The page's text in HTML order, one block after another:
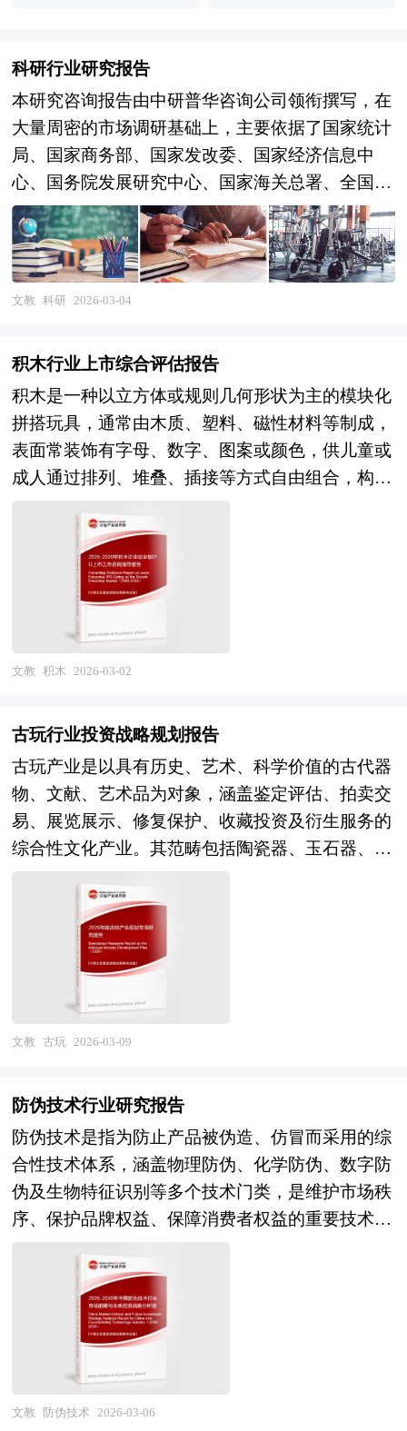
科研行业研究报告
本研究咨询报告由中研普华咨询公司领衔撰写，在
大量周密的市场调研基础上，主要依据了国家统计
局、国家商务部、国家发改委、国家经济信息中
心、国务院发展研究中心、国家海关总署、全国商
业信息中心、中国经济景气监测中心、中国行业研
究网、全国及海外相关报刊杂志的基础信息以及科
研行业研究单位等公布和提供的大量资料。报告对
我国科研行业的供需状况、发展现状、子行业发展
建议、行业竞争力，以及行业的投资分析和趋势预
测等等。报告还综合了科研行业的整体发展动态，
对行业在产品方面提供了参考建议和具体解决办
法。报告对于科研产品生产企业、经销商、行业管
理部门以及拟进入该行业的投资者具有重要的参考
价值，对于研究我国科研行业发展规律、提高企业
的运营效率、促进企业的发展壮大有学术和实践的
双重意义。
文教 科研 2026-03-04
积木行业上市综合评估报告
积木是一种以立方体或规则几何形状为主的模块化
拼搭玩具，通常由木质、塑料、磁性材料等制成，
表面常装饰有字母、数字、图案或颜色，供儿童或
成人通过排列、堆叠、插接等方式自由组合，构建
出各种立体结构或平面图形。其核心功能在于激发
创造力、培养空间认知能力与动手实践能力，是一
种兼具娱乐性与教育性的建构类玩具。 企业发展
到一定阶段就会遇到资金制约问题，而资本市场作
为企业的主要融资渠道之一具有融资效率高、规模
大、限制条件少等众多优势。由于资本市场融资进
限于创业板上市企业和首发创业板上市企业，企业
上市有以下好处： 1、创业板上市时及日后均有机
基础，使公司的股票在买卖时有较高的流通量；
3、向员工授予购股权作为奖励和承诺，增加员工
的归属感； 4、提高公司（发行人）在市场上地位
及知名度，赢取顾客信供应商的信赖； 5、增加公
司的透明度，有助于银行以较有利条款批出信贷额
度； 6、创业板上市发行人的披露要求较为严格，
使公司的效率得以提高，藉以改善公司的监控、资
讯管理及营运系统，公司运作更加规范。 7、通过
创业板上市融资筹集资本，使企业快速健康发展，
做大做强，成为长寿百年企业。 我国企业创业板
上市可以考虑在深圳企业板、美国纳斯达克等多个
过程均有所不同。 在这里我们就国内积木行业企
业在国内创业板上市常见问题和具体操作给出建
议，除此之外针对企业存在的特定问题给出相应的
解答方案。这对于有意创业板上市的企业具有极好
的参考价值和指导意义。
文教 积木 2026-03-02
古玩行业投资战略规划报告
古玩产业是以具有历史、艺术、科学价值的古代器
物、文献、艺术品为对象，涵盖鉴定评估、拍卖交
易、展览展示、修复保护、收藏投资及衍生服务的
综合性文化产业。其范畴包括陶瓷器、玉石器、金
属器、书画碑帖、古籍善本、家具木雕、文房清
供、珠宝钟表等品类，产业链条横跨文物考古、学
术研究与出版、市场交易、金融保险、文化旅游及
数字文创等多个环节，具有显著的文化属性强、专
业门槛高、信息不对称突出、政策监管严格及投资
属性复杂等特征。作为中华优秀传统文化传承与活
化的重要载体，古玩产业不仅是文化产业的高端形
化资本的独特领域，其发展水平直接反映国家文化
规划一般包括产业发展现状、产业特征分析、产业
发展目标和发展定位、产业发展重点方向、产业空
间引导和产业发展政策等。随着中国对外开放程度
的深化，经济全球化和区域化对产业发展的影响显
著增强，产业间的竞争层次和深度也发生了变化。
因此，科学预测产业发展趋势和空间变化态势，对
产业发展和规划具有重要的意义。中研普华拥有28
年的产业规划、细分市场研究及大量项目运作经
验，业务覆盖全球。累积300多个产业园区规划落
地项目案例，拥有丰富的产业园区、特色小镇、田
园综合体、文旅地产、智慧物流、乡村振兴等类型
文教 古玩 2026-03-09
防伪技术行业研究报告
防伪技术是指为防止产品被伪造、仿冒而采用的综
合性技术体系，涵盖物理防伪、化学防伪、数字防
伪及生物特征识别等多个技术门类，是维护市场秩
序、保护品牌权益、保障消费者权益的重要技术手
段。从产业范畴看，防伪技术行业横跨材料科学、
光学工程、信息通信、数据安全等多学科领域，其
应用场景已从传统的烟酒、药品、化妆品、证照票
券等实体商品防伪，拓展至数字内容版权保护、供
应链溯源管理、工业互联网标识解析等数字经济基
础设施领域。作为典型的技术驱动型和标准规范型
产业，防伪技术的发展与制假技术的迭代演进持续
文教 防伪技术 2026-03-06